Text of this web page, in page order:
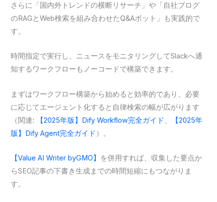
さらに「国内外トレンドの横断リサーチ」や「自社ブログ
のRAGとWeb検索を組み合わせたQ&Aボット」も実践的で
す。
時間指定で実行し、ニュースをモニタリングしてSlackへ通
知するワークフローもノーコードで構築できます。
まずはワークフロー構築から始めると効率的であり、必要
に応じてエージェント化すると自律検索の幅が広がります
（関連:
【2025年版】Dify Workflow完全ガイド
【2025年
版】Dify Agent完全ガイド ）。
【Value AI Writer byGMO】 を併用すれば、収集した要点か
らSEO記事の下書き生成までの時間短縮にもつながりま
す。